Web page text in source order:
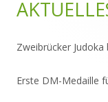
Zweibrücker
Erste DM-Medaille